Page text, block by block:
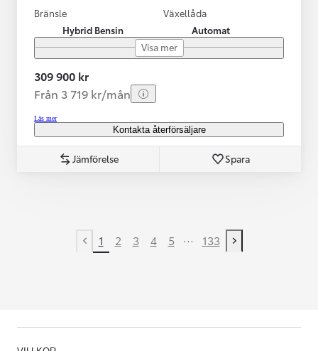
Bränsle
Hybrid Bensin
Växellåda
Automat
Visa mer
309 900 kr
Från 3 719 kr/mån
Läs mer
Kontakta återförsäljare
Jämförelse Spara
Previous page
1 2 3 4 5 ... 133
Next page